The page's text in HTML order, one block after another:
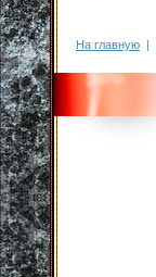
На главную |